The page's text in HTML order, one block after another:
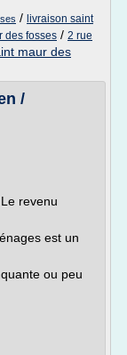
/ livraison saint
des fosses / 2 rue
maur des
/
revenu
est un
ou peu